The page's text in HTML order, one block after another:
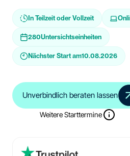
In Teilzeit oder Vollzeit
280Untersichtseinheiten
Nächster Start am10.08.2026
Unverbindlich beraten lassen
Weitere Starttermine